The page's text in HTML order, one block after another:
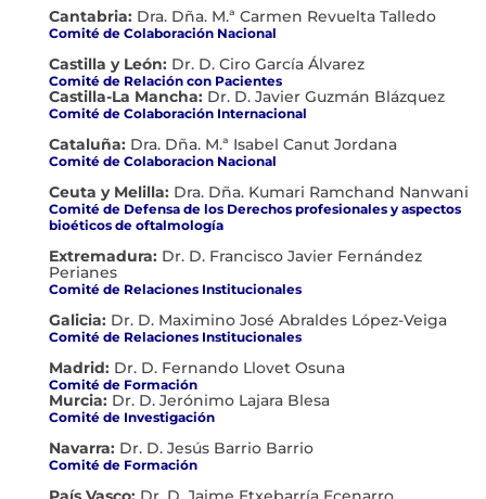
Cantabria: Dra. Dña. M.ª Carmen Revuelta Talledo
Comité de Colaboración Nacional
Castilla y León: Dr. D. Ciro García Álvarez
Comité de Relación con Pacientes
Castilla-La Mancha: Dr. D. Javier Guzmán Blázquez
Comité de Colaboración Internacional
Cataluña: Dra. Dña. M.ª Isabel Canut Jordana
Comité de Colaboracion Nacional
Ceuta y Melilla: Dra. Dña. Kumari Ramchand Nanwani
Comité de Defensa de los Derechos profesionales y aspectos
bioéticos de oftalmología
Extremadura: Dr. D. Francisco Javier Fernández
Perianes
Comité de Relaciones Institucionales
Galicia: Dr. D. Maximino José Abraldes López-Veiga
Comité de Relaciones Institucionales
Madrid: Dr. D. Fernando Llovet Osuna
Comité de Formación
Murcia: Dr. D. Jerónimo Lajara Blesa
Comité de Investigación
Navarra: Dr. D. Jesús Barrio Barrio
Comité de Formación